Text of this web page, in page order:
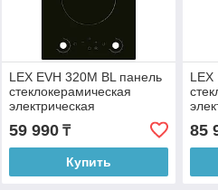
LEX EVH 320M BL панель
стеклокерамическая
электрическая
59 990₸
Купить
LEX
85